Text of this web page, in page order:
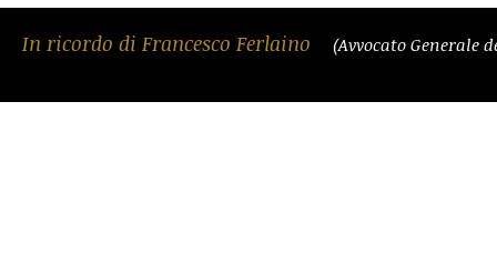
In ricordo di Francesco Ferlaino (Avvocato Generale